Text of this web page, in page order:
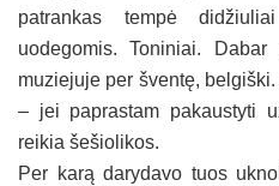
patrankas tempė
uodegomis. Toniniai.
muziejuje per šventę,
– jei paprastam pakaustyti
reikia šešiolikos.
Per karą darydavo tuos